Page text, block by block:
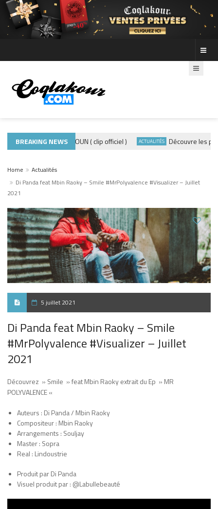
BREAKING NEWS
ADE440 – GRAMOUN ( clip officiel ) ACTUALITÉS Découvre les photos
Home
Actualités
Di Panda feat Mbin Raoky – Smile #MrPolyvalence #Visualizer – Juillet
2021
5 juillet 2021
Di Panda feat Mbin Raoky – Smile
#MrPolyvalence #Visualizer – Juillet
2021
Découvrez » Smile » feat Mbin Raoky extrait du Ep » MR
POLYVALENCE «
Auteurs : Di Panda / Mbin Raoky
Compositeur : Mbin Raoky
Arrangements : Souljay
Master : Sopra
Real : Lindoustrie
Produit par Di Panda
Visuel produit par : @Labullebeauté